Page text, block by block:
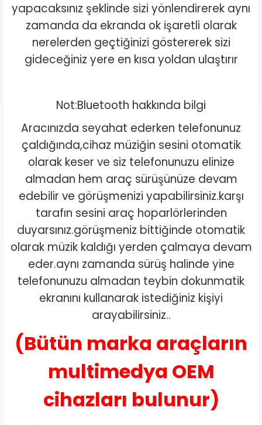
yapacaksınız şeklinde sizi yönlendirerek aynı
zamanda da ekranda ok işaretli olarak
nerelerden geçtiğinizi göstererek sizi
gideceğiniz yere en kısa yoldan ulaştırır
Not:Bluetooth hakkında bilgi
Aracınızda seyahat ederken telefonunuz
çaldığında,cihaz müziğin sesini otomatik
olarak keser ve siz telefonunuzu elinize
almadan hem araç sürüşünüze devam
edebilir ve görüşmenizi yapabilirsiniz.karşı
tarafın sesini araç hoparlörlerinden
duyarsınız.görüşmeniz bittiğinde otomatik
olarak müzik kaldığı yerden çalmaya devam
eder.aynı zamanda sürüş halinde yine
telefonunuzu almadan teybin dokunmatik
ekranını kullanarak istediğiniz kişiyi
arayabilirsiniz..
(Bütün marka araçların
multimedya OEM
cihazları bulunur)